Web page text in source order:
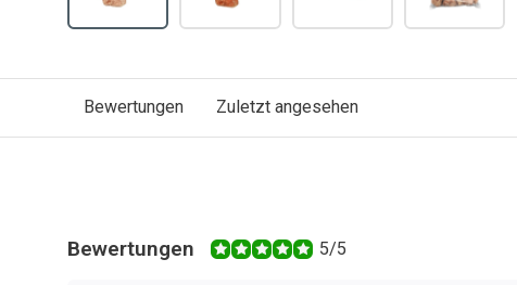
Bewertungen Zuletzt angesehen
Bewertungen 5/5